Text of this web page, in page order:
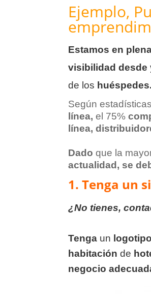
Ejemplo,
Estamos en
visibilidad desde
de los huéspedes.
Según
línea, el 75%
línea,
Dado que la
actualidad, se
1. Tenga un
¿No tienes,
Tenga un
habitación de
negocio